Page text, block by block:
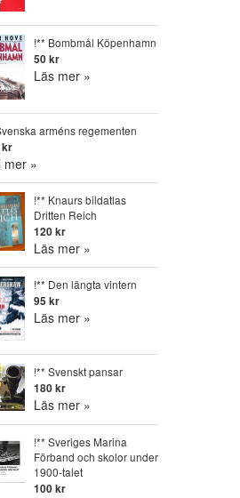
!** Bombmål Köpenhamn
50 kr
Läs mer »
arméns regementen
kr
mer »
!** Knaurs bildatlas
Dritten Reich
120 kr
Läs mer »
!** Den längta vintern
95 kr
Läs mer »
!** Svenskt pansar
180 kr
Läs mer »
!** Sveriges Marina
Förband och skolor under
1900-talet
100 kr